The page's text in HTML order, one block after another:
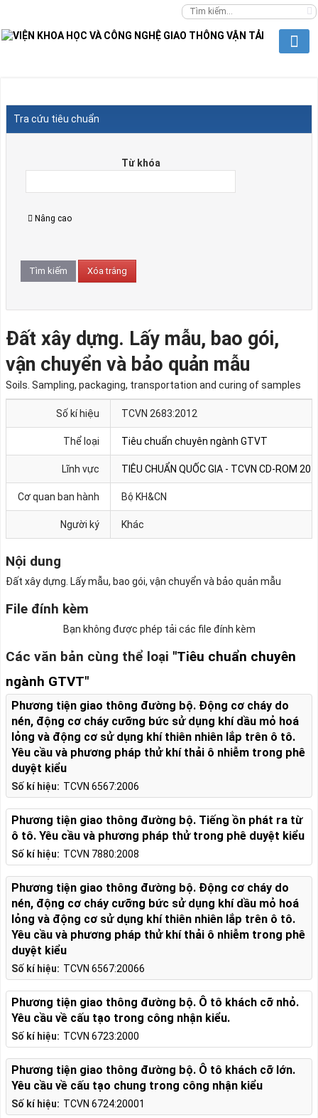
Tra cứu tiêu chuẩn
Từ khóa
Nâng cao
Đất xây dựng. Lấy mẫu, bao gói,
vận chuyển và bảo quản mẫu
Soils. Sampling, packaging, transportation and curing of samples
Số kí hiệu TCVN 2683:2012
Thể loại Tiêu chuẩn chuyên ngành GTVT
Lĩnh vực TIÊU CHUẨN QUỐC GIA - TCVN CD-ROM
Cơ quan ban hành Bộ KH&CN
Người ký Khác
Nội dung
Đất xây dựng. Lấy mẫu, bao gói, vận chuyển và bảo quản mẫu
File đính kèm
Bạn không được phép tải các file đính kèm
Các văn bản cùng thể loại "Tiêu chuẩn chuyên
ngành GTVT"
Số kí hiệu: TCVN 6567:2006
Phương tiện giao thông đường bộ. Động cơ cháy do
nén, động cơ cháy cưỡng bức sử dụng khí dầu mỏ hoá
lỏng và động cơ sử dụng khí thiên nhiên lắp trên ô tô.
Yêu cầu và phương pháp thử khí thải ô nhiễm trong phê
duyệt kiểu
Số kí hiệu: TCVN 7880:2008
Phương tiện giao thông đường bộ. Tiếng ồn phát ra từ
ô tô. Yêu cầu và phương pháp thử trong phê duyệt kiểu
Số kí hiệu: TCVN 6567:20066
Phương tiện giao thông đường bộ. Động cơ cháy do
nén, động cơ cháy cưỡng bức sử dụng khí dầu mỏ hoá
lỏng và động cơ sử dụng khí thiên nhiên lắp trên ô tô.
Yêu cầu và phương pháp thử khí thải ô nhiễm trong phê
duyệt kiểu
Số kí hiệu: TCVN 6723:2000
Phương tiện giao thông đường bộ. Ô tô khách cỡ nhỏ.
Yêu cầu về cấu tạo trong công nhận kiểu.
Số kí hiệu: TCVN 6724:20001
Phương tiện giao thông đường bộ. Ô tô khách cỡ lớn.
Yêu cầu về cấu tạo chung trong công nhận kiểu